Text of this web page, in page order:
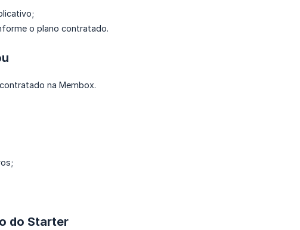
o plano contratado.
na Membox.
do Starter